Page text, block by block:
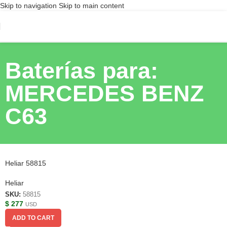
Skip to navigation Skip to main content
Baterías para:
MERCEDES BENZ
C63
Heliar 58815
Heliar
SKU: 58815
$ 277 USD
ADD TO CART